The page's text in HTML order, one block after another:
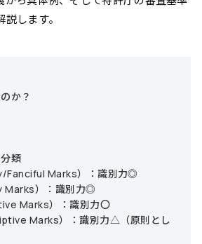
します。
か？
類
Marks）：識別力◎
）：識別力◎
Marks）：識別力〇
Marks）：識別力△（原則とし